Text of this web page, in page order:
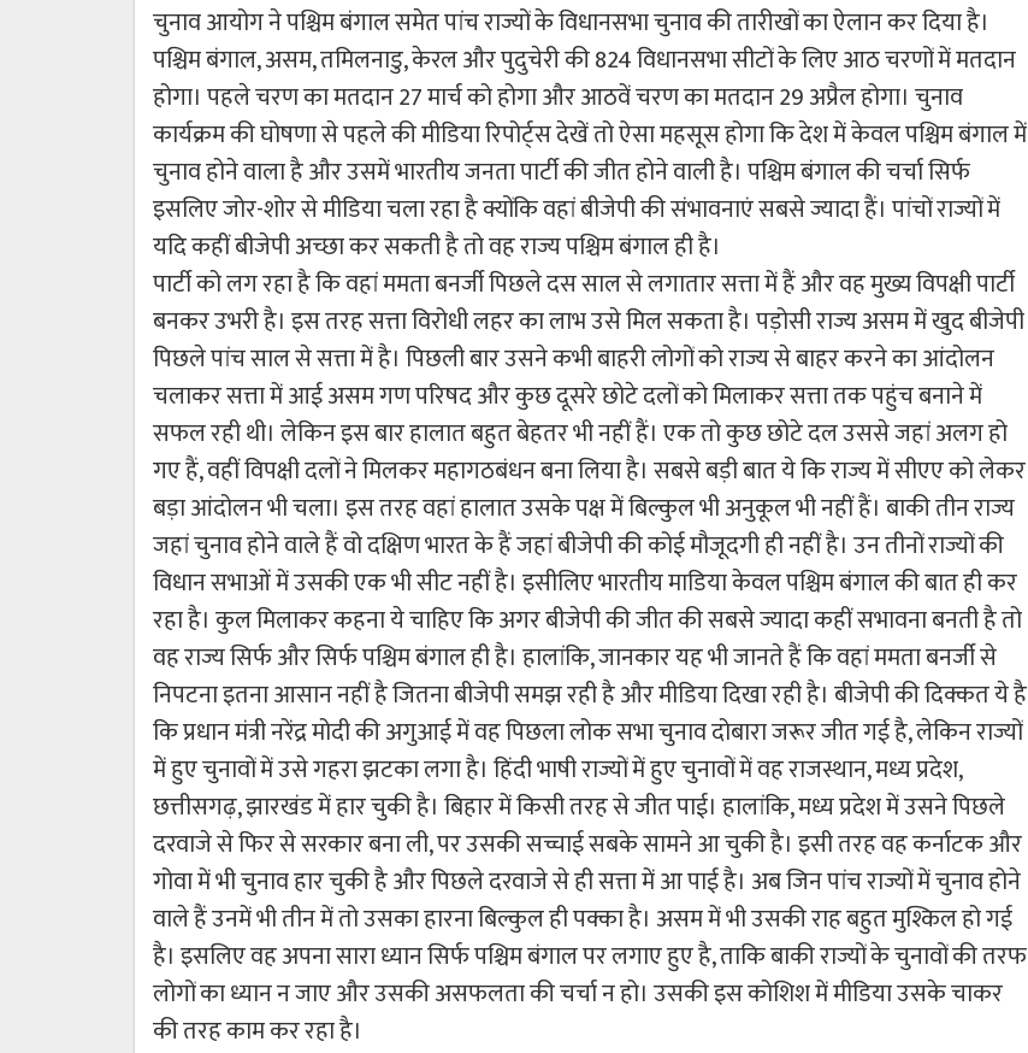
चुनाव आयोग ने पश्चिम बंगाल समेत पांच राज्यों के विधानसभा चुनाव की तारीखों का ऐलान कर दिया है।
पश्चिम बंगाल, असम, तमिलनाडु, केरल और पुदुचेरी की 824 विधानसभा सीटों के लिए आठ चरणों में मतदान
होगा। पहले चरण का मतदान 27 मार्च को होगा और आठवें चरण का मतदान 29 अप्रैल होगा। चुनाव
कार्यक्रम की घोषणा से पहले की मीडिया रिपोर्ट्स देखें तो ऐसा महसूस होगा कि देश में केवल पश्चिम बंगाल में
चुनाव होने वाला है और उसमें भारतीय जनता पार्टी की जीत होने वाली है। पश्चिम बंगाल की चर्चा सिर्फ
इसलिए जोर-शोर से मीडिया चला रहा है क्योंकि वहां बीजेपी की संभावनाएं सबसे ज्यादा हैं। पांचों राज्यों में
यदि कहीं बीजेपी अच्छा कर सकती है तो वह राज्य पश्चिम बंगाल ही है।
पार्टी को लग रहा है कि वहां ममता बनर्जी पिछले दस साल से लगातार सत्ता में हैं और वह मुख्य विपक्षी पार्टी
बनकर उभरी है। इस तरह सत्ता विरोधी लहर का लाभ उसे मिल सकता है। पड़ोसी राज्य असम में खुद बीजेपी
पिछले पांच साल से सत्ता में है। पिछली बार उसने कभी बाहरी लोगों को राज्य से बाहर करने का आंदोलन
चलाकर सत्ता में आई असम गण परिषद और कुछ दूसरे छोटे दलों को मिलाकर सत्ता तक पहुंच बनाने में
सफल रही थी। लेकिन इस बार हालात बहुत बेहतर भी नहीं हैं। एक तो कुछ छोटे दल उससे जहां अलग हो
गए हैं, वहीं विपक्षी दलों ने मिलकर महागठबंधन बना लिया है। सबसे बड़ी बात ये कि राज्य में सीएए को लेकर
बड़ा आंदोलन भी चला। इस तरह वहां हालात उसके पक्ष में बिल्कुल भी अनुकूल भी नहीं हैं। बाकी तीन राज्य
जहां चुनाव होने वाले हैं वो दक्षिण भारत के हैं जहां बीजेपी की कोई मौजूदगी ही नहीं है। उन तीनों राज्यों की
विधान सभाओं में उसकी एक भी सीट नहीं है। इसीलिए भारतीय माडिया केवल पश्चिम बंगाल की बात ही कर
रहा है। कुल मिलाकर कहना ये चाहिए कि अगर बीजेपी की जीत की सबसे ज्यादा कहीं सभावना बनती है तो
वह राज्य सिर्फ और सिर्फ पश्चिम बंगाल ही है। हालांकि, जानकार यह भी जानते हैं कि वहां ममता बनर्जी से
निपटना इतना आसान नहीं है जितना बीजेपी समझ रही है और मीडिया दिखा रही है। बीजेपी की दिक्कत ये है
कि प्रधान मंत्री नरेंद्र मोदी की अगुआई में वह पिछला लोक सभा चुनाव दोबारा जरूर जीत गई है, लेकिन राज्यों
में हुए चुनावों में उसे गहरा झटका लगा है। हिंदी भाषी राज्यों में हुए चुनावों में वह राजस्थान, मध्य प्रदेश,
छत्तीसगढ़, झारखंड में हार चुकी है। बिहार में किसी तरह से जीत पाई। हालांकि, मध्य प्रदेश में उसने पिछले
दरवाजे से फिर से सरकार बना ली, पर उसकी सच्चाई सबके सामने आ चुकी है। इसी तरह वह कर्नाटक और
गोवा में भी चुनाव हार चुकी है और पिछले दरवाजे से ही सत्ता में आ पाई है। अब जिन पांच राज्यों में चुनाव होने
वाले हैं उनमें भी तीन में तो उसका हारना बिल्कुल ही पक्का है। असम में भी उसकी राह बहुत मुश्किल हो गई
है। इसलिए वह अपना सारा ध्यान सिर्फ पश्चिम बंगाल पर लगाए हुए है, ताकि बाकी राज्यों के चुनावों की तरफ
लोगों का ध्यान न जाए और उसकी असफलता की चर्चा न हो। उसकी इस कोशिश में मीडिया उसके चाकर
की तरह काम कर रहा है।